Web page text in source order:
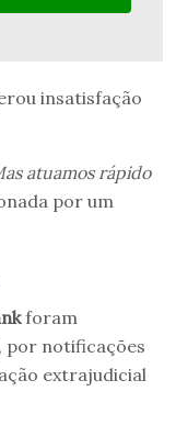
insatisfação
atuamos rápido
por um
foram
por notificações
extrajudicial